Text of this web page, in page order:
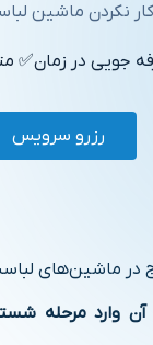
نکردن ماشین
جویی در زمان✅
رزرو سرویس
در ماشین‌های
آن وارد مرحله